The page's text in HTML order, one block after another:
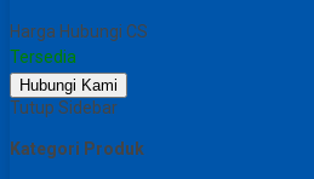
Harga Hubungi CS
Tersedia
Hubungi Kami
Tutup Sidebar
Kategori Produk